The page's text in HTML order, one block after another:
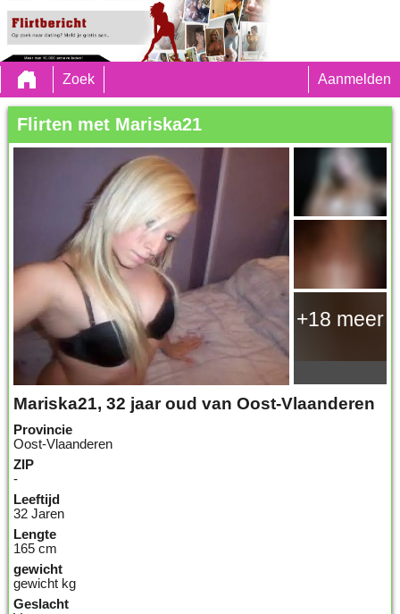
Zoek Aanmelden
Flirten met Mariska21
+18 meer
Mariska21, 32 jaar oud van Oost-Vlaanderen
Provincie
Oost-Vlaanderen
ZIP
-
Leeftijd
32 Jaren
Lengte
165 cm
gewicht
gewicht kg
Geslacht